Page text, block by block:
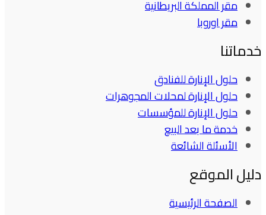
مقر المملكة البريطانية
مقر اوروبا
خدماتنا
حلول الإنارة للفنادق
حلول الإنارة لمحلات المجوهرات
حلول الإنارة للمؤسسات
خدمة ما بعد البيع
الأسئلة الشائعة
دليل الموقع
الصفحة الرئيسية